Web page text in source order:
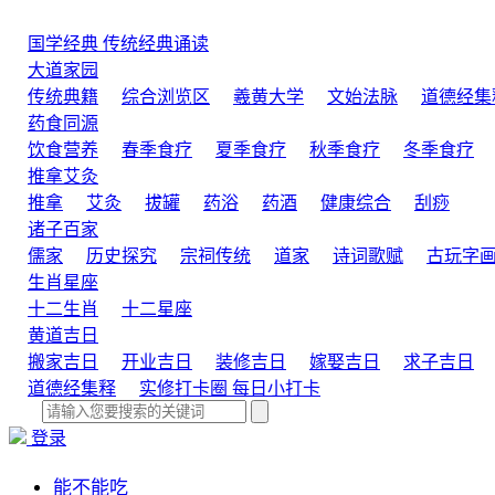
国学经典 传统经典诵读
大道家园
传统典籍
综合浏览区 羲黄大学 文始法脉
道德经集
药食同源
饮食营养
春季食疗 夏季食疗 秋季食疗 冬季食疗
推拿艾灸
推拿
艾灸 拔罐 药浴 药酒 健康综合
刮痧
诸子百家
儒家
历史探究 宗祠传统 道家 诗词歌赋 古玩字画
生肖星座
十二生肖
十二星座
黄道吉日
搬家吉日
开业吉日 装修吉日 嫁娶吉日
求子吉日
道德经集释
实修打卡圈 每日小打卡
登录
能不能吃